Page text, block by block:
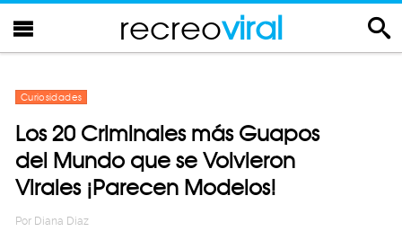
recreoviral
Curiosidades
Los 20 Criminales más Guapos
del Mundo que se Volvieron
Virales ¡Parecen Modelos!
Por Diana Diaz